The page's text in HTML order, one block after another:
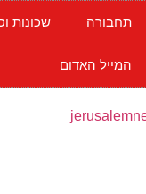
תחבורה שכונות
המייל האדום